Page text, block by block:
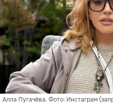
Алла Пугачёва. Фото: Инстаграм